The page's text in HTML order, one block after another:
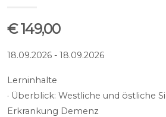
€ 149,00
18.09.2026 - 18.09.2026
Lerninhalte
· Überblick: Westliche und östliche
Erkrankung Demenz